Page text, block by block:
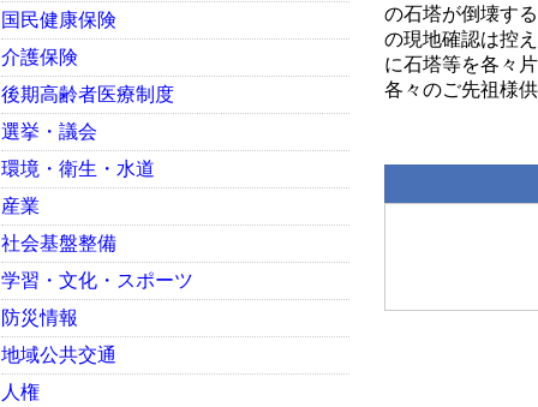
の石塔が倒壊す
の現地確認は控
に石塔等を各々
各々のご先祖様
国民健康保険
介護保険
後期高齢者医療制度
選挙・議会
環境・衛生・水道
産業
社会基盤整備
学習・文化・スポーツ
防災情報
地域公共交通
人権